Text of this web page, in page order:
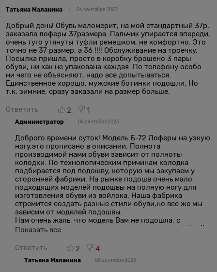
Татьяна Маланина 06 сентября 2023
Добрый день! Обувь маломерит, на мой стандартный 37р,
заказала лоферы 37размера. Пальчик упирается впереди,
очень туго утянуты туфли ремешком, не комфортно. Это
точно не 37 размер, а 36 !!!! Обслуживание на троечку.
Посылка пришла, просто в коробку брошено 3 пары
обуви, ни как не упакована каждая. По телефону особо
ни чего не объясняют, надо все допытываться.
Единственное хорошо, мужские ботинки подошли. Но
т.к. зимние, сразу заказали на размер больше.
Ответить 2 1
Администратор 06 сентября 2023
Доброго времени суток! Модель Б-72 Лоферы на узкую
ногу,это прописано в описании. Полнота
производимой нами обуви зависит от полноты
колодки. По технологическим причинам колодка
подбирается под подошву, которую мы закупаем у
сторонней фабрики. На рынке подошв очень мало
подходящих моделей подошвы на полную ногу для
изготовления обуви из войлока. Наша фабрика
стремится создать разные стили обуви,но все же мы
зависим от моделей подошвы.
Нам очень жаль, что модель Вам не подошла, с
политикой возврата можете ознакомиться тут http://
Если упаковывать каждую обувь, изменится вес и
габариты, соответственно цена доставки. Мы
стараемся угодить клиентам, чтобы цена была
Показать все
Ответить 2 4
Татьяна Маланина 06 сентября 2023